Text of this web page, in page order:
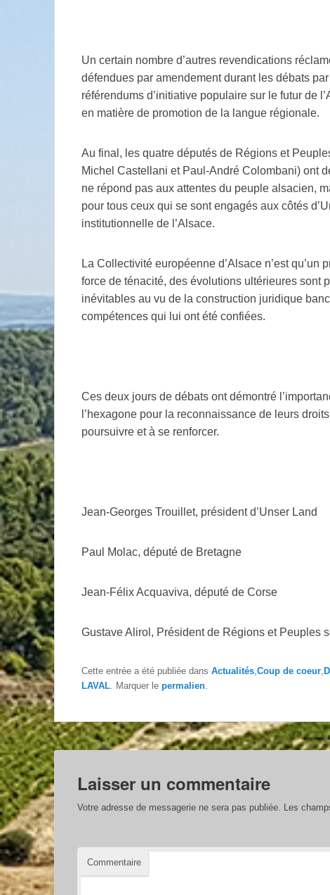
Un certain nombre d’autres revendications
défendues par amendement durant les débats
référendums d’initiative populaire sur le futur de
en matière de promotion de la langue régionale.
Au final, les quatre députés de Régions et
Michel Castellani et Paul-André Colombani) ont
ne répond pas aux attentes du peuple alsacien,
pour tous ceux qui se sont engagés aux côtés
institutionnelle de l’Alsace.
La Collectivité européenne d’Alsace n’est qu’un
force de ténacité, des évolutions ultérieures sont
inévitables au vu de la construction juridique
compétences qui lui ont été confiées.
Ces deux jours de débats ont démontré
l’hexagone pour la reconnaissance de leurs
poursuivre et à se renforcer.
Jean-Georges Trouillet, président d’Unser Land
Paul Molac, député de Bretagne
Jean-Félix Acquaviva, député de Corse
Gustave Alirol, Président de Régions et Peuples
Cette entrée a été publiée dans Actualités Coup de coeur
LAVAL . Marquer le permalien
Laisser un commentaire
Votre adresse de messagerie ne sera pas publiée. Les
Commentaire